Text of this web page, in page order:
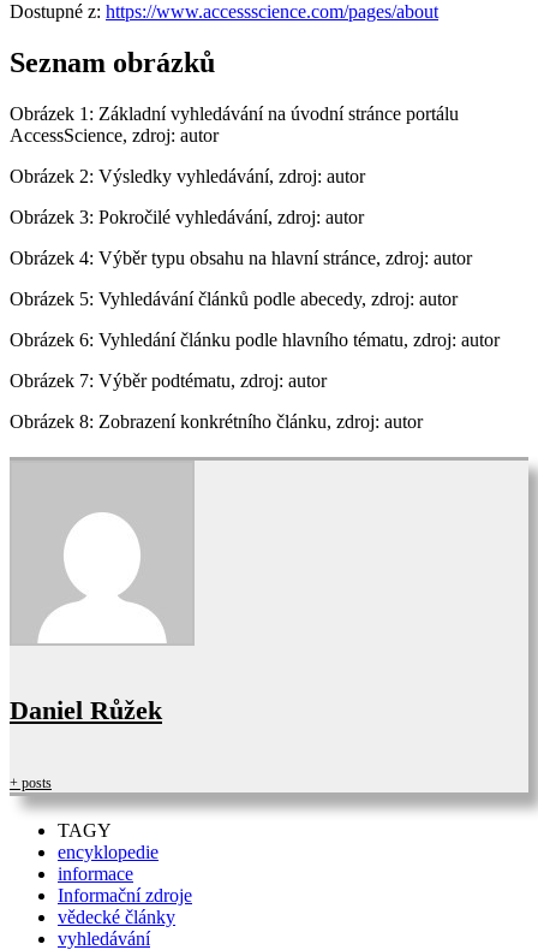
Dostupné z: https://www.accessscience.com/pages/about
Seznam obrázků
Obrázek 1: Základní vyhledávání na úvodní stránce portálu
AccessScience, zdroj: autor
Obrázek 2: Výsledky vyhledávání, zdroj: autor
Obrázek 3: Pokročilé vyhledávání, zdroj: autor
Obrázek 4: Výběr typu obsahu na hlavní stránce, zdroj: autor
Obrázek 5: Vyhledávání článků podle abecedy, zdroj: autor
Obrázek 6: Vyhledání článku podle hlavního tématu, zdroj: autor
Obrázek 7: Výběr podtématu, zdroj: autor
Obrázek 8: Zobrazení konkrétního článku, zdroj: autor
Daniel Růžek
+ posts
TAGY
encyklopedie
informace
Informační zdroje
vědecké články
vyhledávání